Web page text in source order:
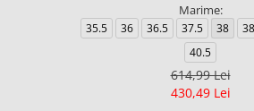
Marime:
35.5 36 36.5 37.5 38
40.5
614,99 Lei
430,49 Lei